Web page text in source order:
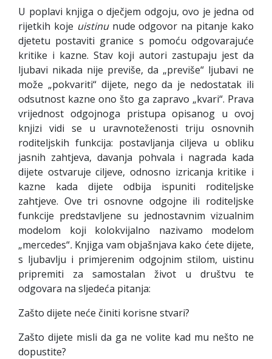
U poplavi knjiga o dječjem odgoju, ovo je jedna od
rijetkih koje uistinunude odgovor na pitanje kako
djetetu postaviti granice s pomoću odgovarajuće
kritike i kazne. Stav koji autori zastupaju jest da
ljubavi nikada nije previše, da „previše“ ljubavi ne
može „pokvariti“ dijete, nego da je nedostatak ili
odsutnost kazne ono što ga zapravo „kvari“. Prava
vrijednost odgojnoga pristupa opisanog u ovoj
knjizi vidi se u uravnoteženosti triju osnovnih
roditeljskih funkcija: postavljanja ciljeva u obliku
jasnih zahtjeva, davanja pohvala i nagrada kada
dijete ostvaruje ciljeve, odnosno izricanja kritike i
kazne kada dijete odbija ispuniti roditeljske
zahtjeve. Ove tri osnovne odgojne ili roditeljske
funkcije predstavljene su jednostavnim vizualnim
modelom koji kolokvijalno nazivamo modelom
„mercedes“. Knjiga vam objašnjava kako ćete dijete,
s ljubavlju i primjerenim odgojnim stilom, uistinu
pripremiti za samostalan život u društvu te
odgovara na sljedeća pitanja:
Zašto dijete neće činiti korisne stvari?
Zašto dijete misli da ga ne volite kad mu nešto ne
dopustite?